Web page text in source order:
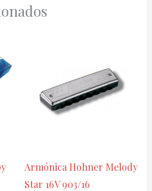
Armónica Hohner Melody
Star 16V 903/16